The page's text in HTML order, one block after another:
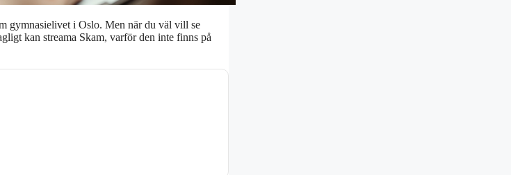
gymnasielivet i Oslo. Men när du väl vill se
kan streama Skam, varför den inte finns på